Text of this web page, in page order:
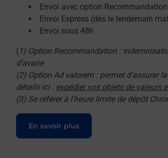
Envoi avec option Recommandation
Envoi Express (dès le lendemain
Envoi sous 48h
( 1) Option Recommandation :
d'avarie
(2) Option Ad valorem : permet d'assurer
détails ici : expédier vos objets de valeurs
(3) Se référer à l'heure limite de dépôt
En savoir plus
Le lien s'ouvre dans un nouvel onglet